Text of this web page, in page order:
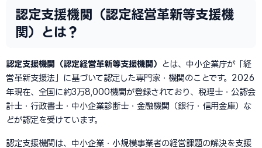
認定支援機関（認定経営革新等支援機
関）とは？
認定支援機関（認定経営革新等支援機関）
とは、中小企業庁が「経
営革新支援法」に基づいて認定した専門家・機関のことです。2026
年現在、全国に約3万8,000機関が登録されており、税理士・公認会
計士・行政書士・中小企業診断士・金融機関（銀行・信用金庫）な
どが認定を受けています。
認定支援機関は、中小企業・小規模事業者の経営課題の解決を支援